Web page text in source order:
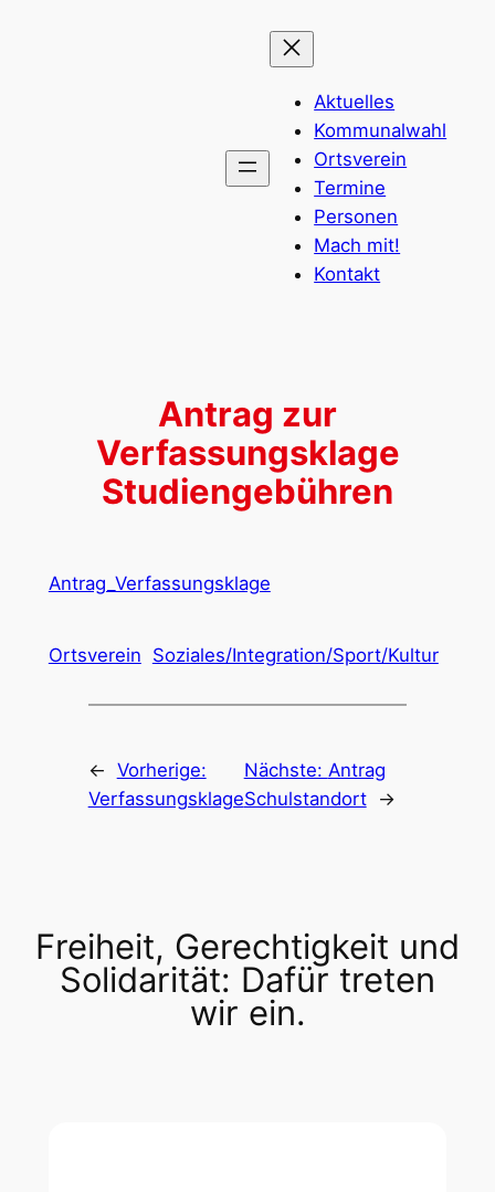
Aktuelles
Kommunalwahl
Ortsverein
Termine
Personen
Mach mit!
Kontakt
Antrag zur
Verfassungsklage
Studiengebühren
Antrag_Verfassungsklage
Ortsverein Soziales/Integration/Sport/Kultur
← Vorherige:
Verfassungsklage
Nächste: Antrag
Schulstandort
→
Freiheit, Gerechtigkeit und
Solidarität: Dafür treten
wir ein.